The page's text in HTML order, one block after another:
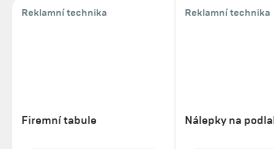
Reklamní technika
Firemní tabule
Reklamní technika
Nálepky na